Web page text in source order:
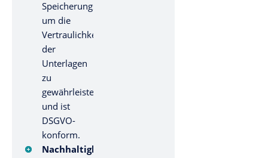
Speicherungstechnologien,
um die
Vertraulichkeit
der
Unterlagen
zu
gewährleisten
und ist
DSGVO-
konform.
Nachhaltigkeit: